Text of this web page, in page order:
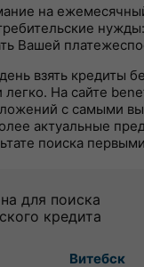
на
Вашей
взять кредиты
легко. На сайте
с самыми
актуальные
поиска
для поиска
кредита
Витебск